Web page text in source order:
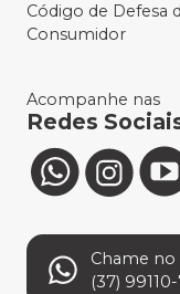
Código de Defesa
Consumidor
Acompanhe nas
Redes
Chame no
(37)